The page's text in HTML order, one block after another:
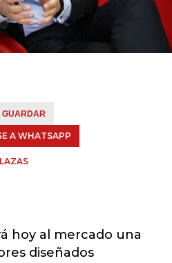
GUARDAR
A WHATSAPP
hoy al mercado una
diseñados